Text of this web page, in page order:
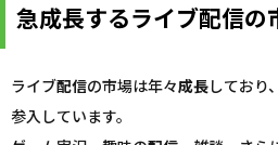
急成長するライブ配信の
ライブ配信の市場は年々成長しており
参入しています。